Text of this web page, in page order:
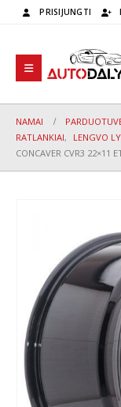
PRISIJUNGTI
NAMAI
RATLANKIAI,
LENGVO
CONCAVER CVR3 22×11